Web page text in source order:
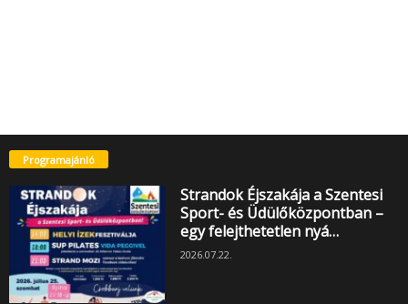
Programajánló
Strandok Éjszakája a Szentesi
Sport- és Üdülőközpontban –
egy felejthetetlen nyá…
2026.07.22.